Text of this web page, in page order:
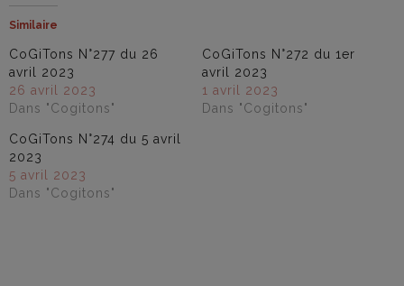
Similaire
CoGiTons N°277 du 26
avril 2023
26 avril 2023
Dans "Cogitons"
CoGiTons N°272 du 1er
avril 2023
1 avril 2023
Dans "Cogitons"
CoGiTons N°274 du 5 avril
2023
5 avril 2023
Dans "Cogitons"